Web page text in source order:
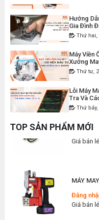
Gia Đình
Thứ hai,
Xưởng
Thứ tư,
Tra Và
Thứ
Có Nên
Không ?
Thứ ba,
Hướng
Đúng Kỹ
TOP SẢN PHẨM MỚI
Đăng
Giá bán
DÂY
Giá bán lẻ:
Đăng
Giá bán